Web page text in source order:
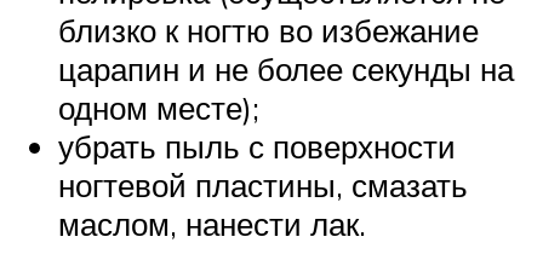
близко к ногтю во избежание
царапин и не более секунды на
одном месте);
убрать пыль с поверхности
ногтевой пластины, смазать
маслом, нанести лак.